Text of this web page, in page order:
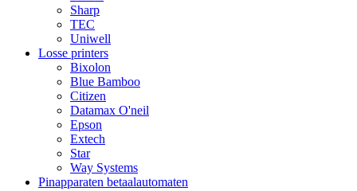
Sharp
TEC
Uniwell
Losse printers
Bixolon
Blue Bamboo
Citizen
Datamax O'neil
Epson
Extech
Star
Way Systems
Pinapparaten betaalautomaten